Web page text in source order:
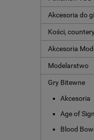
Akcesoria do
Kości,
Akcesoria
Modelarstwo
Gry Bitewne
Akcesoria
Age of
Blood Bowl